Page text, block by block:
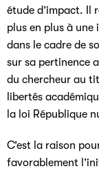
étude d’impact. Il
plus en plus à
dans le cadre de
sur sa pertinence
du chercheur au
libertés
la loi République
C’est la raison
favorablement